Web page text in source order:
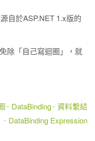
自於ASP.NET 1.x版的
除「自己寫迴圈」，就
DataBinding 資料繫結
DataBinding Expression